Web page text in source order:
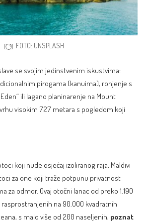
FOTO: UNSPLASH
se svojim jedinstvenim iskustvima:
pirogama (kanuima), ronjenje s
ili lagano planinarenje na Mount
visokim 727 metara s pogledom koji
koji nude osjećaj izoliranog raja, Maldivi
za one koji traže potpunu privatnost
za odmor. Ovaj otočni lanac od preko 1.190
na 90.000 kvadratnih
s malo više od 200 naseljenih, poznat